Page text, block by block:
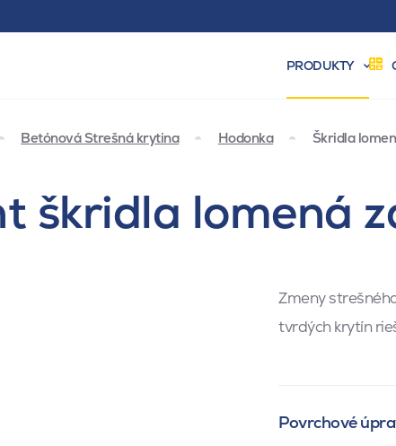
PRODUKTY
Betónová Strešná krytina Hodonka Škridla
škridla lomená
Zmeny
tvrdých krytín
Povrchové